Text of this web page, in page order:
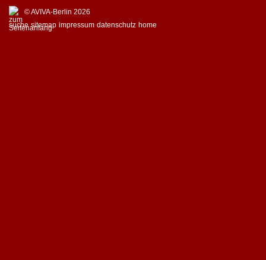
© AVIVA-Berlin 2026
suche sitemap impressum datenschutz home